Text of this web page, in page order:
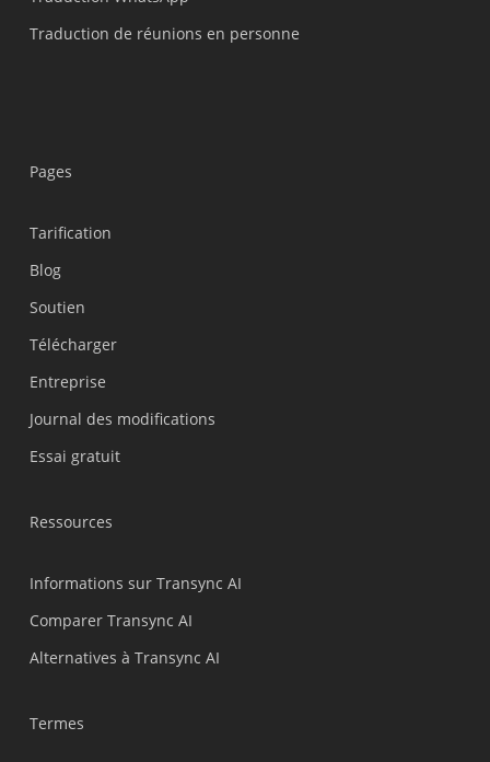
Traduction de réunions en personne
Pages
Tarification
Blog
Soutien
Télécharger
Entreprise
Journal des modifications
Essai gratuit
Ressources
Informations sur Transync AI
Comparer Transync AI
Alternatives à Transync AI
Termes